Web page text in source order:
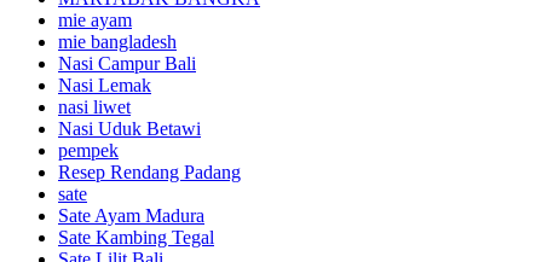
mie ayam
mie bangladesh
Nasi Campur Bali
Nasi Lemak
nasi liwet
Nasi Uduk Betawi
pempek
Resep Rendang Padang
sate
Sate Ayam Madura
Sate Kambing Tegal